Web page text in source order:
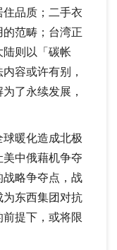
品质；二手衣
范畴；台湾正
陆则以「碳帐
容或许有别，
了永续发展，
暖化造成北极
中俄藉机争夺
战略争夺点，战
东西集团对抗
提下，或将限